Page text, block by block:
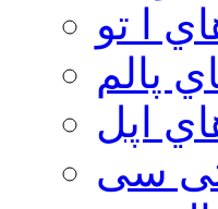
ا تو
پالم
اپل
سی